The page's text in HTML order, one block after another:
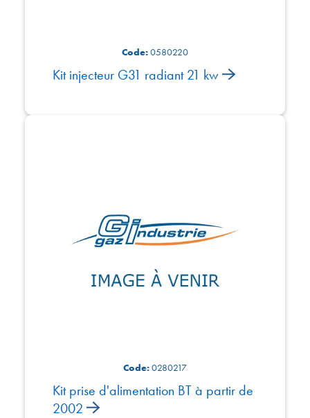
Code:0580220
Kit injecteur G31 radiant 21 kw
Code:0280217
Kit prise d'alimentation BT à partir de
2002